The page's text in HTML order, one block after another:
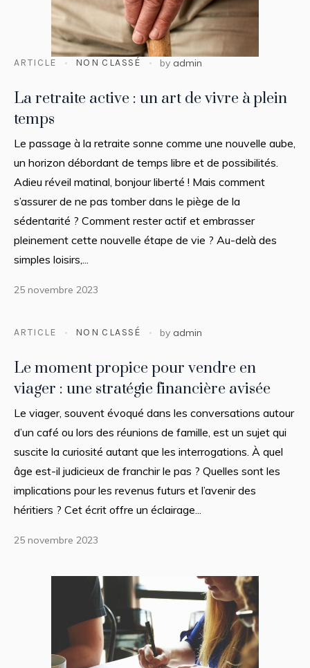
ARTICLE NON CLASSÉ by admin
La retraite active : un art de vivre à plein
temps
Le passage à la retraite sonne comme une nouvelle aube,
un horizon débordant de temps libre et de possibilités.
Adieu réveil matinal, bonjour liberté ! Mais comment
s’assurer de ne pas tomber dans le piège de la
sédentarité ? Comment rester actif et embrasser
pleinement cette nouvelle étape de vie ? Au-delà des
simples loisirs,...
25 novembre 2023
ARTICLE NON CLASSÉ by admin
Le moment propice pour vendre en
viager : une stratégie financière avisée
Le viager, souvent évoqué dans les conversations autour
d’un café ou lors des réunions de famille, est un sujet qui
suscite la curiosité autant que les interrogations. À quel
âge est-il judicieux de franchir le pas ? Quelles sont les
implications pour les revenus futurs et l’avenir des
héritiers ? Cet écrit offre un éclairage...
25 novembre 2023